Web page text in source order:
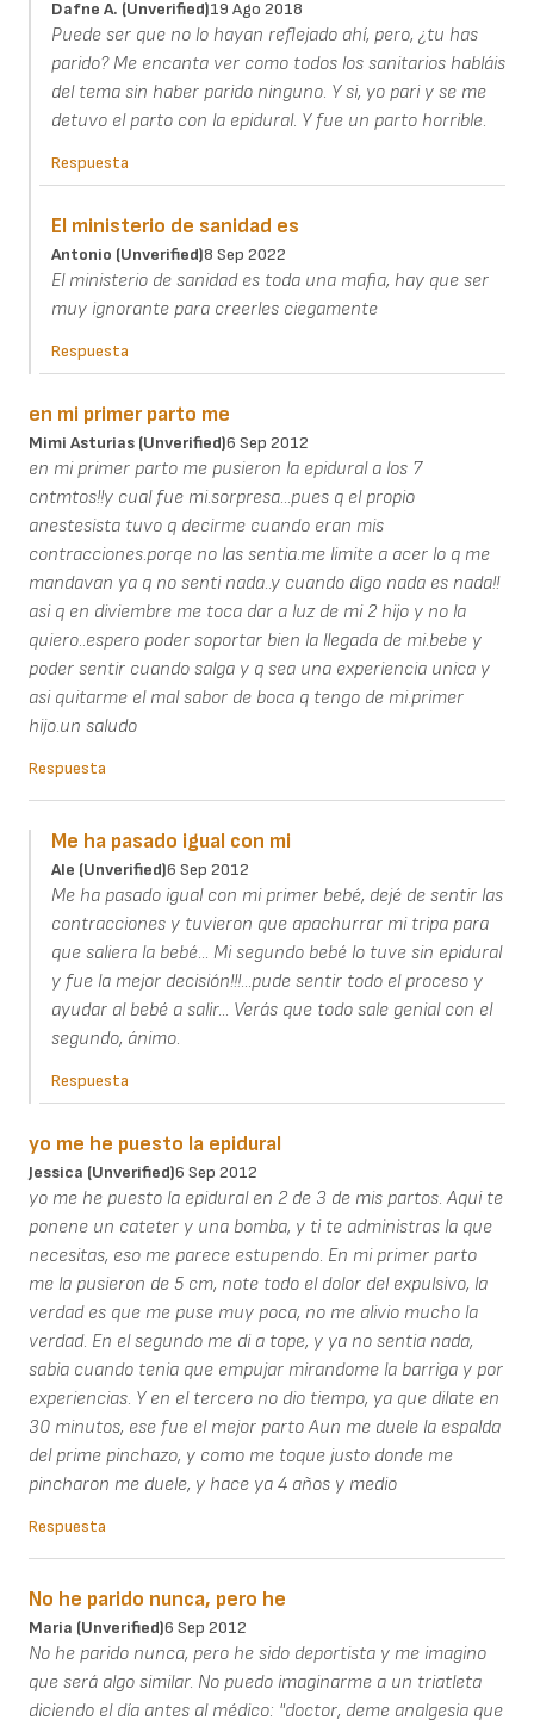
Dafne A. (unverified)19 Ago 2018
Puede ser que no lo hayan reflejado ahí, pero, ¿tu has
parido? Me encanta ver como todos los sanitarios habláis
del tema sin haber parido ninguno. Y si, yo pari y se me
detuvo el parto con la epidural. Y fue un parto horrible.
Respuesta
El ministerio de sanidad es
Antonio (unverified)8 Sep 2022
El ministerio de sanidad es toda una mafia, hay que ser
muy ignorante para creerles ciegamente
Respuesta
en mi primer parto me
Mimi Asturias (unverified)6 Sep 2012
en mi primer parto me pusieron la epidural a los 7
cntmtos!!y cual fue mi.sorpresa...pues q el propio
anestesista tuvo q decirme cuando eran mis
contracciones.porqe no las sentia.me limite a acer lo q me
mandavan ya q no senti nada..y cuando digo nada es nada!!
asi q en diviembre me toca dar a luz de mi 2 hijo y no la
quiero..espero poder soportar bien la llegada de mi.bebe y
poder sentir cuando salga y q sea una experiencia unica y
asi quitarme el mal sabor de boca q tengo de mi.primer
hijo.un saludo
Respuesta
Me ha pasado igual con mi
Ale (unverified)6 Sep 2012
Me ha pasado igual con mi primer bebé, dejé de sentir las
contracciones y tuvieron que apachurrar mi tripa para
que saliera la bebé... Mi segundo bebé lo tuve sin epidural
y fue la mejor decisión!!!...pude sentir todo el proceso y
ayudar al bebé a salir... Verás que todo sale genial con el
segundo, ánimo.
Respuesta
yo me he puesto la epidural
Jessica (unverified)6 Sep 2012
yo me he puesto la epidural en 2 de 3 de mis partos. Aqui te
ponene un cateter y una bomba, y ti te administras la que
necesitas, eso me parece estupendo. En mi primer parto
me la pusieron de 5 cm, note todo el dolor del expulsivo, la
verdad es que me puse muy poca, no me alivio mucho la
verdad. En el segundo me di a tope, y ya no sentia nada,
sabia cuando tenia que empujar mirandome la barriga y por
experiencias. Y en el tercero no dio tiempo, ya que dilate en
30 minutos, ese fue el mejor parto Aun me duele la espalda
del prime pinchazo, y como me toque justo donde me
pincharon me duele, y hace ya 4 años y medio
Respuesta
No he parido nunca, pero he
Maria (unverified)6 Sep 2012
No he parido nunca, pero he sido deportista y me imagino
que será algo similar. No puedo imaginarme a un triatleta
diciendo el día antes al médico: "doctor, deme analgesia que